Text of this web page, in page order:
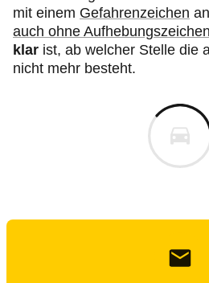
mit einem Gefahrenzeichen
auch ohne Aufhebungszeichen
klar ist, ab welcher Stelle die
nicht mehr besteht.